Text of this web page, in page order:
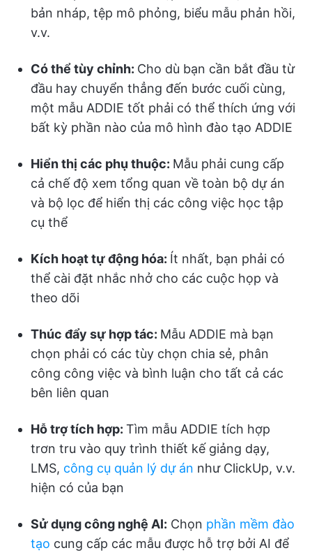
bản nháp, tệp mô phỏng, biểu mẫu phản hồi,
v.v.
Có thể tùy chỉnh: Cho dù bạn cần bắt đầu từ
đầu hay chuyển thẳng đến bước cuối cùng,
một mẫu ADDIE tốt phải có thể thích ứng với
bất kỳ phần nào của mô hình đào tạo ADDIE
Hiển thị các phụ thuộc: Mẫu phải cung cấp
cả chế độ xem tổng quan về toàn bộ dự án
và bộ lọc để hiển thị các công việc học tập
cụ thể
Kích hoạt tự động hóa: Ít nhất, bạn phải có
thể cài đặt nhắc nhở cho các cuộc họp và
theo dõi
Thúc đẩy sự hợp tác: Mẫu ADDIE mà bạn
chọn phải có các tùy chọn chia sẻ, phân
công công việc và bình luận cho tất cả các
bên liên quan
Hỗ trợ tích hợp: Tìm mẫu ADDIE tích hợp
trơn tru vào quy trình thiết kế giảng dạy,
LMS, công cụ quản lý dự án như ClickUp, v.v.
hiện có của bạn
Sử dụng công nghệ AI: Chọn phần mềm đào
tạo cung cấp các mẫu được hỗ trợ bởi AI để